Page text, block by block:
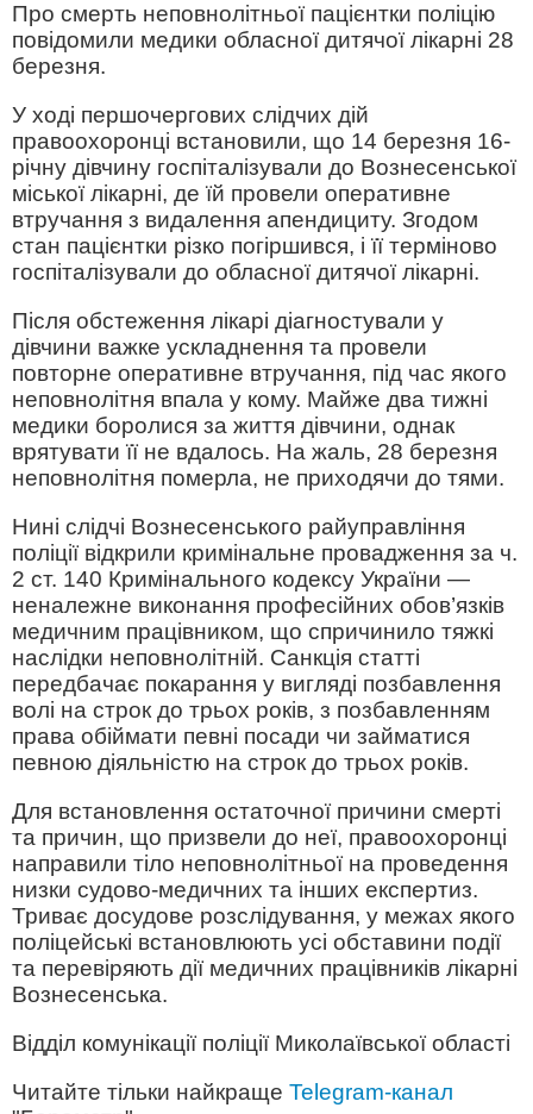
Про смерть неповнолітньої пацієнтки поліцію
повідомили медики обласної дитячої лікарні 28
березня.
У ході першочергових слідчих дій
правоохоронці встановили, що 14 березня 16-
річну дівчину госпіталізували до Вознесенської
міської лікарні, де їй провели оперативне
втручання з видалення апендициту. Згодом
стан пацієнтки різко погіршився, і її терміново
госпіталізували до обласної дитячої лікарні.
Після обстеження лікарі діагностували у
дівчини важке ускладнення та провели
повторне оперативне втручання, під час якого
неповнолітня впала у кому. Майже два тижні
медики боролися за життя дівчини, однак
врятувати її не вдалось. На жаль, 28 березня
неповнолітня померла, не приходячи до тями.
Нині слідчі Вознесенського райуправління
поліції відкрили кримінальне провадження за ч.
2 ст. 140 Кримінального кодексу України —
неналежне виконання професійних обов’язків
медичним працівником, що спричинило тяжкі
наслідки неповнолітній. Санкція статті
передбачає покарання у вигляді позбавлення
волі на строк до трьох років, з позбавленням
права обіймати певні посади чи займатися
певною діяльністю на строк до трьох років.
Для встановлення остаточної причини смерті
та причин, що призвели до неї, правоохоронці
направили тіло неповнолітньої на проведення
низки судово-медичних та інших експертиз.
Триває досудове розслідування, у межах якого
поліцейські встановлюють усі обставини події
та перевіряють дії медичних працівників лікарні
Вознесенська.
Відділ комунікації поліції Миколаївської області
Читайте тільки найкраще Telegram-канал